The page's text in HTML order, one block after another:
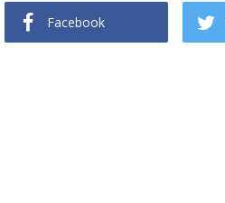
Facebook